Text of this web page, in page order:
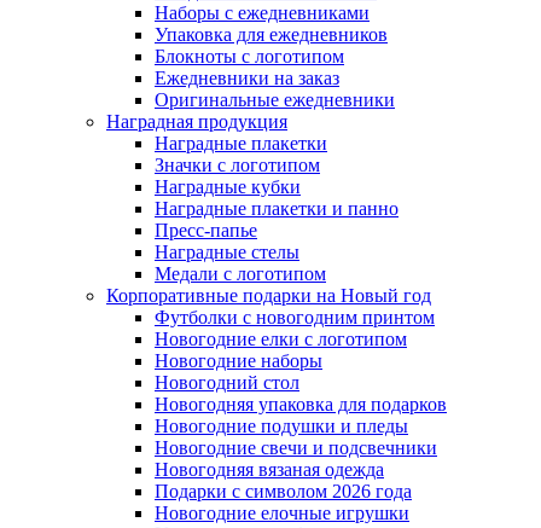
Наборы с ежедневниками
Упаковка для ежедневников
Блокноты с логотипом
Ежедневники на заказ
Оригинальные ежедневники
Наградная продукция
Наградные плакетки
Значки с логотипом
Наградные кубки
Наградные плакетки и панно
Пресс-папье
Наградные стелы
Медали с логотипом
Корпоративные подарки на Новый год
Футболки с новогодним принтом
Новогодние елки с логотипом
Новогодние наборы
Новогодний стол
Новогодняя упаковка для подарков
Новогодние подушки и пледы
Новогодние свечи и подсвечники
Новогодняя вязаная одежда
Подарки с символом 2026 года
Новогодние елочные игрушки